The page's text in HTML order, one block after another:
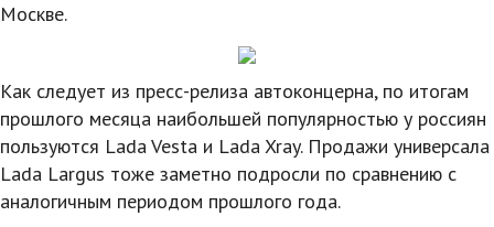
Москве.
Как следует из пресс-релиза автоконцерна, по итогам
прошлого месяца наибольшей популярностью у россиян
пользуются Lada Vesta и Lada Xray. Продажи универсала
Lada Largus тоже заметно подросли по сравнению с
аналогичным периодом прошлого года.